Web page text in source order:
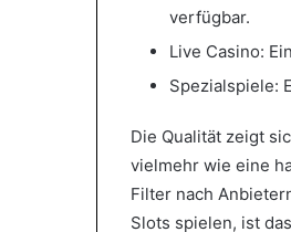
verfügbar.
Live Casino:
Spezialspiele:
Die Qualität zeigt
vielmehr wie eine
Filter nach
Slots spielen, ist